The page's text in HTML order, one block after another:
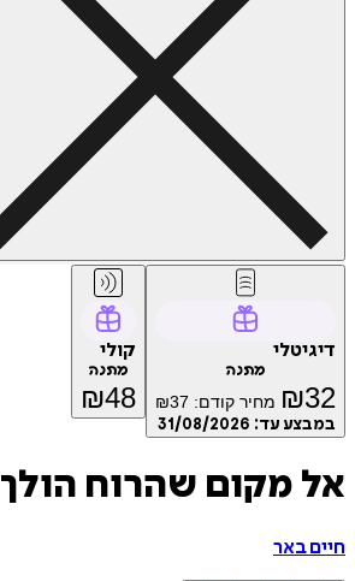
דיגיטלי
מתנה
₪32 מחיר קודם: ₪37
במבצע עד: 31/08/2026
קולי
מתנה
₪48
אל מקום שהרוח הולך
חיים באר